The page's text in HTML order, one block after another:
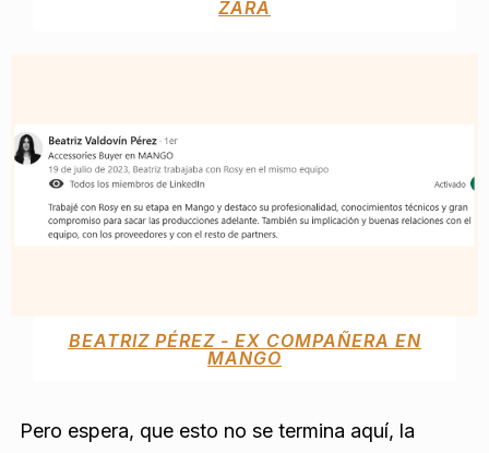
ZARA
BEATRIZ PÉREZ - EX COMPAÑERA EN
MANGO
Pero espera, que esto no se termina aquí, la